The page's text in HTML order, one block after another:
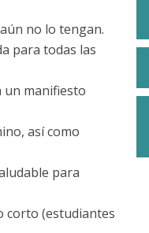
no lo tengan.
para todas las
un manifiesto
así como
para
corto (estudiantes